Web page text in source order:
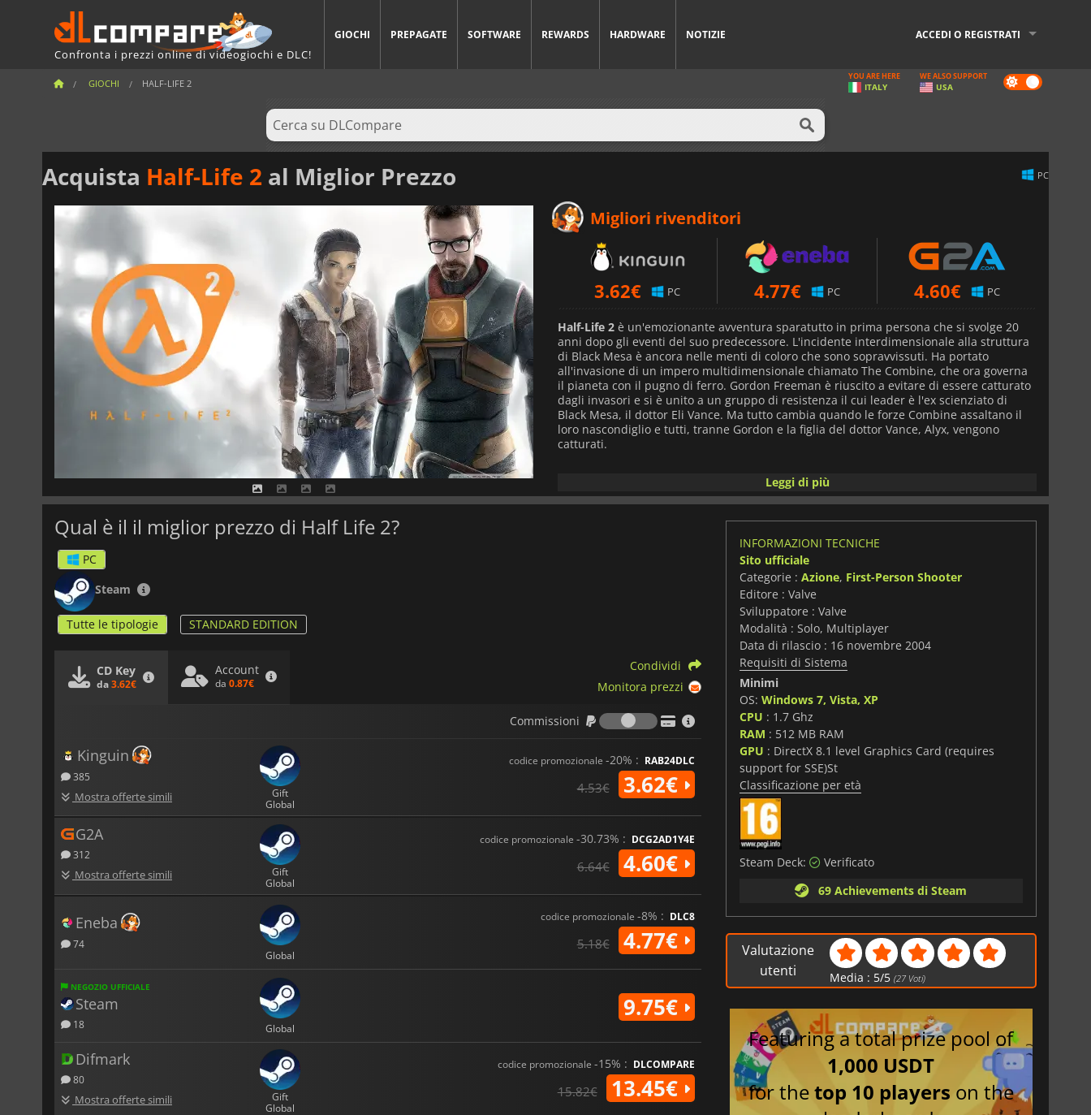
Confronta i prezzi online di videogiochi e DLC!
GIOCHI PREPAGATE SOFTWARE REWARDS HARDWARE NOTIZIE ACCEDI O REGISTRATI
GIOCHI HALF-LIFE 2 Dark
mode
YOU ARE HERE
ITALY
WE ALSO SUPPORT
USA
Acquista Half-Life 2 al Miglior Prezzo PC
Migliori rivenditori
3.62€ PC 4.77€ PC 4.60€ PC
Half-Life 2 è un'emozionante avventura sparatutto in prima persona che si svolge 20
anni dopo gli eventi del suo predecessore. L'incidente interdimensionale alla struttura
di Black Mesa è ancora nelle menti di coloro che sono sopravvissuti. Ha portato
all'invasione di un impero multidimensionale chiamato The Combine, che ora governa
il pianeta con il pugno di ferro. Gordon Freeman è riuscito a evitare di essere catturato
dagli invasori e si è unito a un gruppo di resistenza il cui leader è l'ex scienziato di
Black Mesa, il dottor Eli Vance. Ma tutto cambia quando le forze Combine assaltano il
loro nascondiglio e tutti, tranne Gordon e la figlia del dottor Vance, Alyx, vengono
catturati.
Gordon e Alyx sono separati, ma si incontreranno di nuovo mentre cercano di salvare i
membri della resistenza da Nova Prospekt, dove sono stati imprigionati. Questo è
l'inizio di una storia emozionante con l'improbabile coppia al centro che determinerà il
futuro del mondo come lo conosciamo.
vi sfida con molti nemici diversi da combattere e puzzle da risolvere. Il gioco
presenta un dettagliato sistema di simulazione fisica, e vi offre la possibilità di
utilizzare qualsiasi oggetto per difendervi, a condizione che siate abbastanza creativi
Questo sparatutto in prima persona di culto offre un'esperienza da non perdere,
soprattutto se avete giocato il primo capitolo della serie o avete intenzione di
immergervi nell'universo VR di Half-Life: Alyx.
Leggi di più
Qual è il il miglior prezzo di Half Life 2?
PC
Steam
Tutte le tipologie STANDARD EDITION
CD Key
da3.62€
Account
da 0.87€
Condividi
Monitora prezzi
Commissioni
Commissioni
Kinguin
385
Mostra offerte simili
Gift
Global
codice promozionale -20% : RAB24DLC
4.53€ 3.62€
G2A
312
Mostra offerte simili
Gift
Global
codice promozionale -30.73% : DCG2AD1Y4E
6.64€ 4.60€
Eneba
74
Global
codice promozionale -8% : DLC8
5.18€ 4.77€
NEGOZIO UFFICIALE
Steam
18 Global
9.75€
Difmark
80
Mostra offerte simili
Gift
Global
codice promozionale -15% : DLCOMPARE
15.82€ 13.45€
INFORMAZIONI TECNICHE
Sito ufficiale
Categorie : Azione, First-Person Shooter
Editore : Valve
Sviluppatore : Valve
Modalità : Solo, Multiplayer
Data di rilascio : 16 novembre 2004
Requisiti di Sistema
Minimi
OS: Windows 7, Vista, XP
CPU : 1.7 Ghz
RAM : 512 MB RAM
GPU : DirectX 8.1 level Graphics Card (requires
support for SSE)St
Classificazione per età
Steam Deck:
Verificato
69 Achievements di Steam
Valutazione
utenti
Media : 5/5 (27 Voti)
Featuring a total prize pool of
1,000 USDT
for thetop 10 players on the